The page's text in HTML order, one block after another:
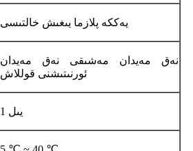
يەككە پلازما يىغىش خالتىسى
نەق مەيدان مەشىقى نەق مەيدان
ئورنىتىشنى قوللاش
1 يىل